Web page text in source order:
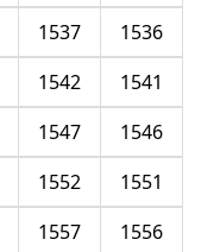
1536
1537
1541
1542
1546
1547
1551
1552
1556
1557